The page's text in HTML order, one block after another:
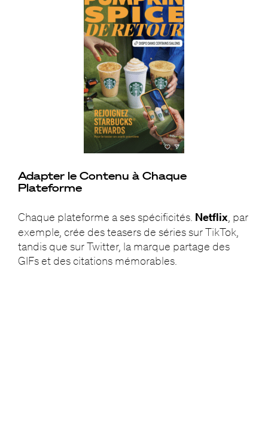
Adapter le Contenu à Chaque
Plateforme
Chaque plateforme a ses spécificités. Netflix , par
exemple, crée des teasers de séries sur TikTok,
tandis que sur Twitter, la marque partage des
GIFs et des citations mémorables.